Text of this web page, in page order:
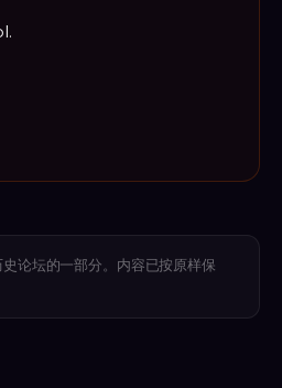
论坛的一部分。内容已按原样保